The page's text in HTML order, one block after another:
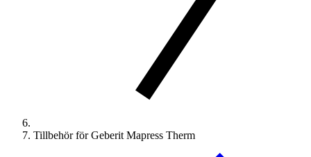
Tillbehör för Geberit Mapress Therm